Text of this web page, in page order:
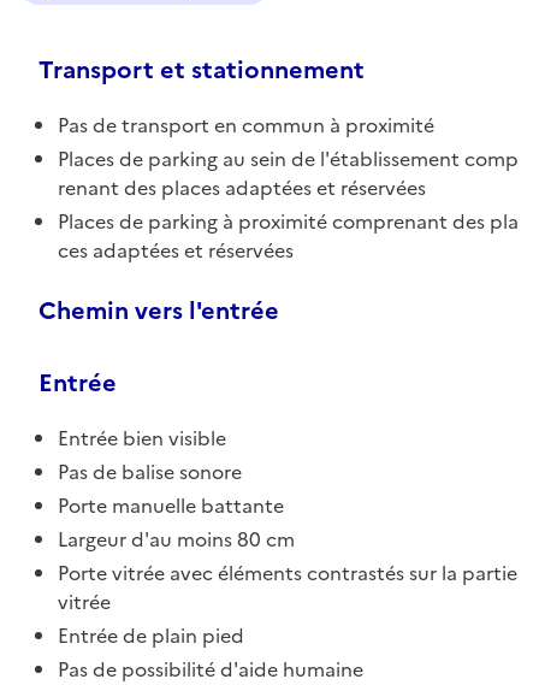
Transport et stationnement
Pas de transport en commun à proximité
Places de parking au sein de l'établissement comp
renant des places adaptées et réservées
Places de parking à proximité comprenant des pla
ces adaptées et réservées
Chemin vers l'entrée
Entrée
Entrée bien visible
Pas de balise sonore
Porte manuelle battante
Largeur d'au moins 80 cm
Porte vitrée avec éléments contrastés sur la partie
vitrée
Entrée de plain pied
Pas de possibilité d'aide humaine